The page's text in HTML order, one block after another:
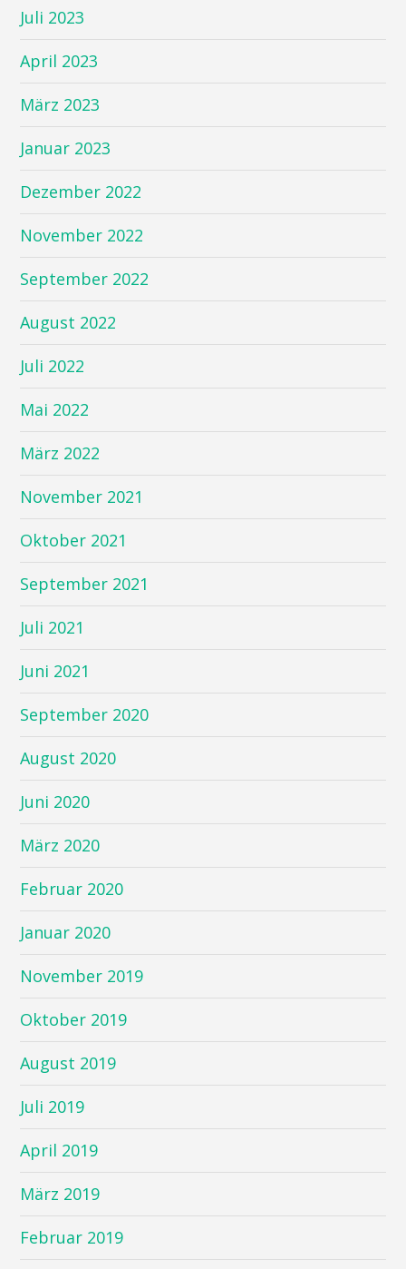
Juli 2023
April 2023
März 2023
Januar 2023
Dezember 2022
November 2022
September 2022
August 2022
Juli 2022
Mai 2022
März 2022
November 2021
Oktober 2021
September 2021
Juli 2021
Juni 2021
September 2020
August 2020
Juni 2020
März 2020
Februar 2020
Januar 2020
November 2019
Oktober 2019
August 2019
Juli 2019
April 2019
März 2019
Februar 2019